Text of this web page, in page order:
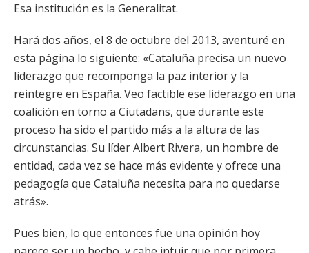
Esa institución es la Generalitat.
Hará dos años, el 8 de octubre del 2013, aventuré en
esta página lo siguiente: «Cataluña precisa un nuevo
liderazgo que recomponga la paz interior y la
reintegre en España. Veo factible ese liderazgo en una
coalición en torno a Ciutadans, que durante este
proceso ha sido el partido más a la altura de las
circunstancias. Su líder Albert Rivera, un hombre de
entidad, cada vez se hace más evidente y ofrece una
pedagogía que Cataluña necesita para no quedarse
atrás».
Pues bien, lo que entonces fue una opinión hoy